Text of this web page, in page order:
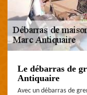
Le débarras de
Antiquaire
Avec un débarras de